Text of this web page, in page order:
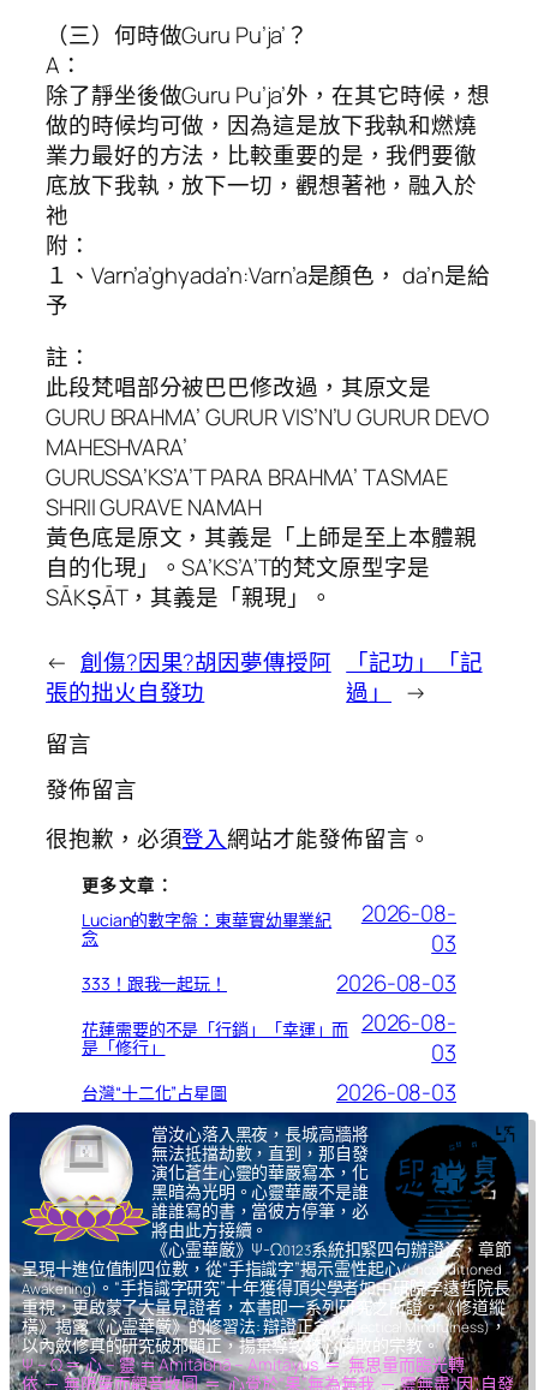
（三）何時做Guru Pu’ja’？
A：
除了靜坐後做Guru Pu’ja’外，在其它時候，想
做的時候均可做，因為這是放下我執和燃燒
業力最好的方法，比較重要的是，我們要徹
底放下我執，放下一切，觀想著祂，融入於
祂
附：
１、Varn’a’ghyada’n:Varn’a是顏色， da’n是給
予
註：
此段梵唱部分被巴巴修改過，其原文是
GURU BRAHMA’ GURUR VIS’N’U GURUR DEVO
MAHESHVARA’
GURUSSA’KS’A’T PARA BRAHMA’ TASMAE
SHRII GURAVE NAMAH
黃色底是原文，其義是「上師是至上本體親
自的化現」。SA’KS’A’T的梵文原型字是
SĀKṢĀT，其義是「親現」。
← 創傷?因果?胡因夢傳授阿
張的拙火自發功
「記功」「記
過」
→
留言
發佈留言
很抱歉，必須登入網站才能發佈留言。
更多文章：
Lucian的數字盤：東華實幼畢業紀
念
2026-08-
03
333！跟我一起玩！ 2026-08-03
花蓮需要的不是「行銷」「幸運」而
是「修行」
2026-08-
03
台灣“十二化”占星圖 2026-08-03
當汝心落入黑夜，長城高牆將
無法抵擋劫數，直到，那自發
演化蒼生心靈的華嚴寫本，化
黑暗為光明。心靈華嚴不是誰
誰誰寫的書，當彼方停筆，必
將由此方接續。
《心霊華厳》Ψ-Ω0123系統扣緊四句辦證法，章節
呈現十進位值制四位數，從“手指識字”揭示霊性起心(Unconditioned
Awakening) 。“手指識字研究”十年獲得頂尖學者如中研院李遠哲院長
重視，更啟蒙了大量見證者，本書即一系列研究之所證。《修道縱
橫》揭露《心霊華厳》的修習法: 辯證正念(Dialectical Mindfulness)，
以內斂修真的研究破邪顯正，揚棄導致核心腐敗的宗教。
Ψ – Ω ＝ 心 – 靈 ＝ Amitābhā – Amitāyus ＝ 無思量而臨光轉
依 ─ 無限量而觀音收圓 ＝ 心覺於“果”,無為無我 ─ 靈無盡“因”,自發